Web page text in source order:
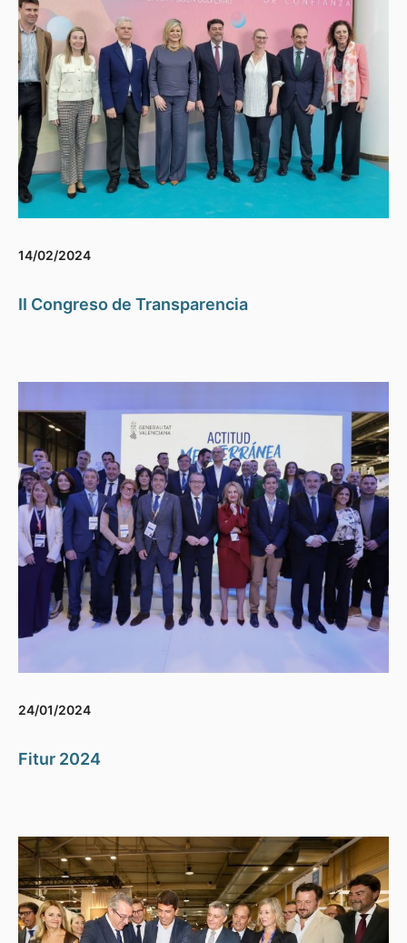
14/02/2024
II Congreso de Transparencia
24/01/2024
Fitur 2024